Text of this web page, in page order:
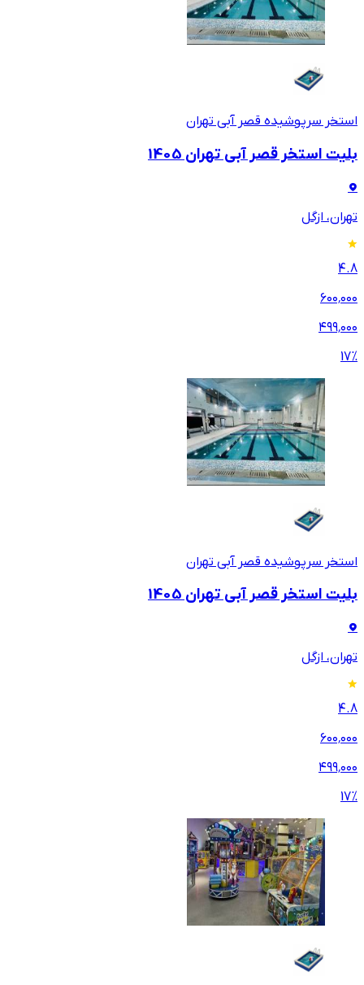
استخر سرپوشیده قصر آبی تهران
بلیت استخر قصر آبی تهران 1405
تهران، ازگل
4.8
۶۰۰٬۰۰۰
۴۹۹٬۰۰۰
17%
استخر سرپوشیده قصر آبی تهران
بلیت استخر قصر آبی تهران 1405
تهران، ازگل
4.8
۶۰۰٬۰۰۰
۴۹۹٬۰۰۰
17%